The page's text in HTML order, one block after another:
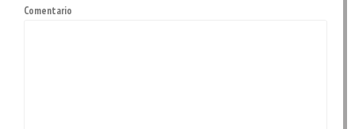
Comentario